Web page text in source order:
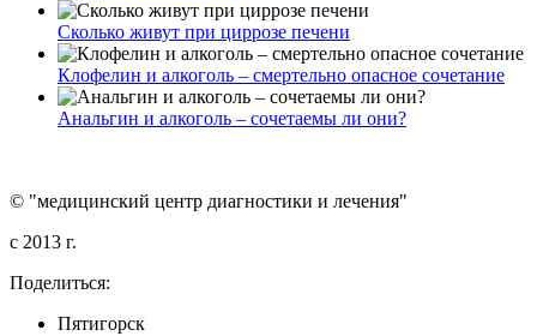
Сколько живут при циррозе печени
Клофелин и алкоголь – смертельно опасное сочетание
Анальгин и алкоголь – сочетаемы ли они?
© "медицинский центр диагностики и лечения"
c 2013 г.
Поделиться:
Пятигорск